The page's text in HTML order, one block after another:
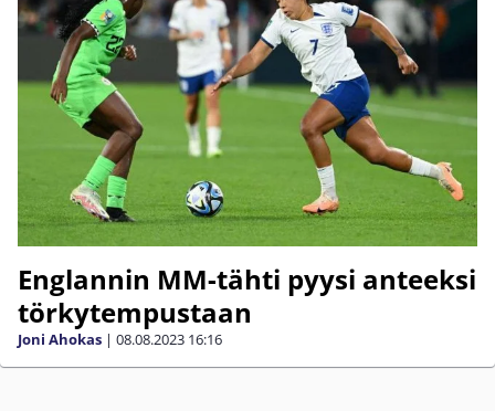
Englannin MM-tähti pyysi anteeksi
törkytempustaan
Joni Ahokas | 08.08.2023 16:16